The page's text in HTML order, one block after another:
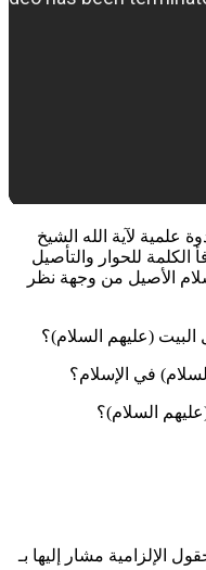
علمية لآية الله الشيخ
للحوار والتأصيل
الأصيل من وجهة نظر
الإلزامية مشار إليها بـ